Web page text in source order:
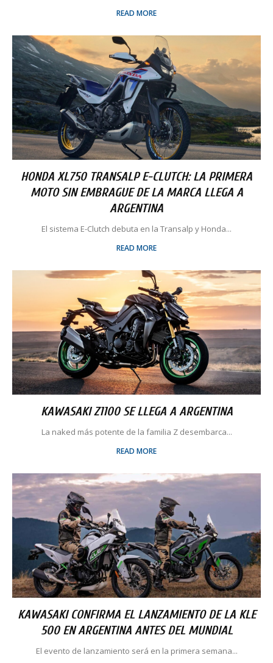
READ MORE
HONDA XL750 TRANSALP E-CLUTCH: LA PRIMERA
MOTO SIN EMBRAGUE DE LA MARCA LLEGA A
ARGENTINA
El sistema E-Clutch debuta en la Transalp y Honda...
READ MORE
KAWASAKI Z1100 SE LLEGA A ARGENTINA
La naked más potente de la familia Z desembarca...
READ MORE
KAWASAKI CONFIRMA EL LANZAMIENTO DE LA KLE
500 EN ARGENTINA ANTES DEL MUNDIAL
El evento de lanzamiento será en la primera semana...